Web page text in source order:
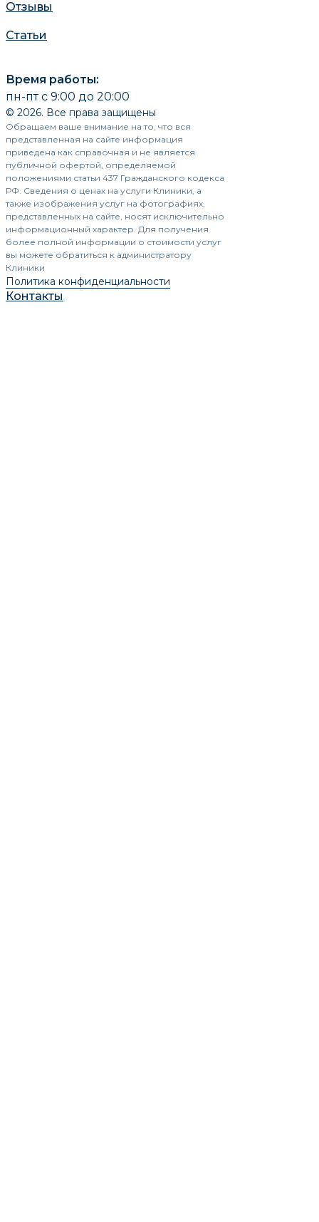
Отзывы
Статьи
Время работы:
пн-пт с 9:00 до 20:00
© 2026. Все права защищены
Обращаем ваше внимание на то, что вся
представленная на сайте информация
приведена как справочная и не является
публичной офертой, определяемой
положениями статьи 437 Гражданского кодекса
РФ. Сведения о ценах на услуги Клиники, а
также изображения услуг на фотографиях,
представленных на сайте, носят исключительно
информационный характер. Для получения
более полной информации о стоимости услуг
вы можете обратиться к администратору
Клиники
Политика конфиденциальности
Контакты